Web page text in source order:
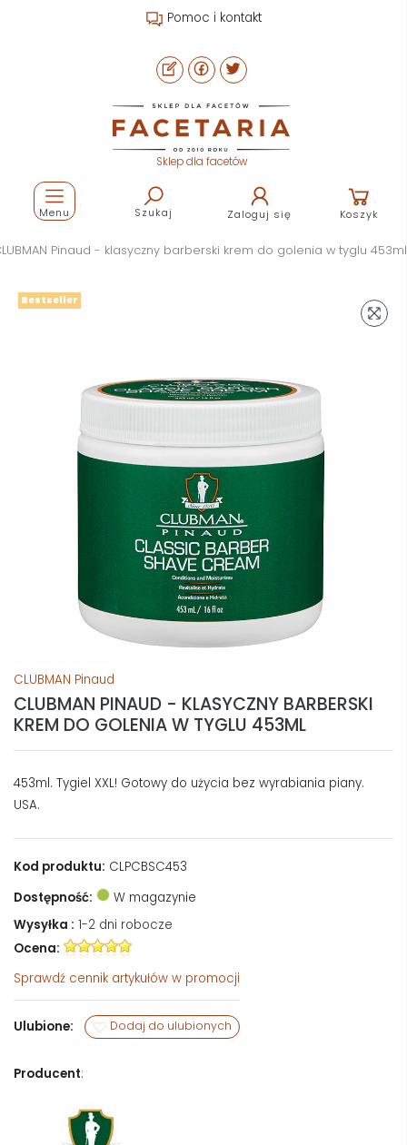
Pomoc i kontakt
Sklep dla facetów
Szukaj Zaloguj się Koszyk
Menu
Pinaud - klasyczny barberski krem do golenia w tyglu 453ml
Bestseller
CLUBMAN Pinaud
CLUBMAN PINAUD - KLASYCZNY BARBERSKI
KREM DO GOLENIA W TYGLU 453ML
453ml. Tygiel XXL! Gotowy do użycia bez wyrabiania piany.
USA.
Kod produktu: CLPCBSC453
Dostępność:
W magazynie
Wysyłka : 1-2 dni robocze
Ocena:
Sprawdź cennik artykułów w promocji
Ulubione: Dodaj do ulubionych
Producent: